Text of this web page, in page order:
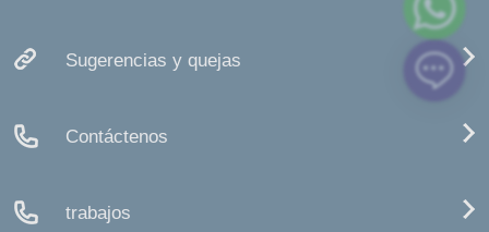
Sugerencias y quejas
Contáctenos
trabajos